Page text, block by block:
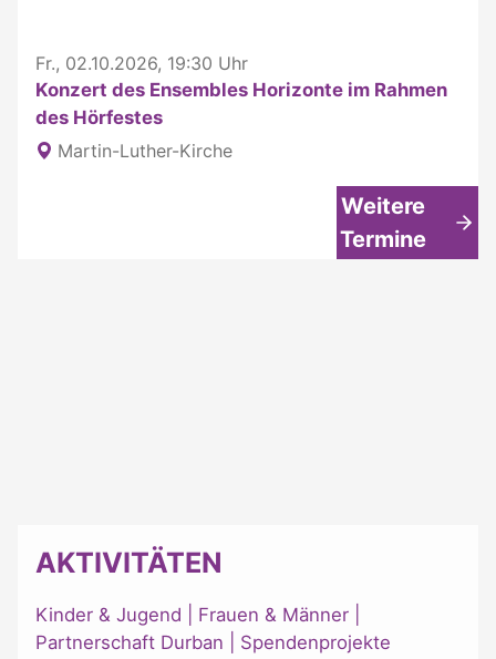
Fr., 02.10.2026, 19:30 Uhr
Konzert des Ensembles Horizonte im Rahmen
des Hörfestes
Martin-Luther-Kirche
Weitere
Termine
AKTIVITÄTEN
Kinder & Jugend Frauen & Männer
Partnerschaft Durban
Spendenprojekte